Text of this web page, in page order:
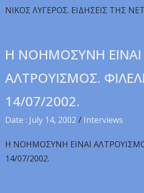
NIKOΣ ΛYΓEPOΣ. EIΔHΣEIΣ THΣ
H NOHMOΣYNH EINAI
AΛTPOYIΣMOΣ.
14/07/2002.
Date : July 14, 2002 / Interviews
H NOHMOΣYNH EINAI
14/07/2002.